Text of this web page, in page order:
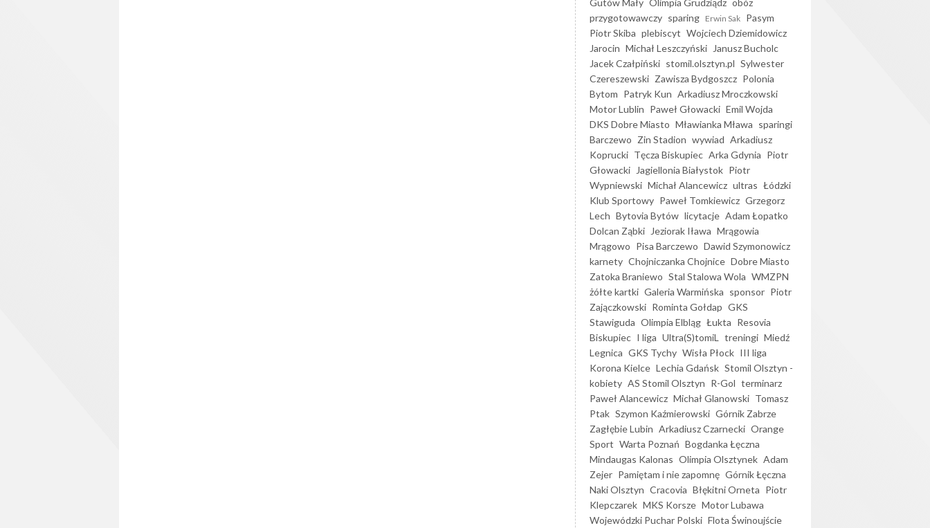
przygotowawczy sparing Erwin Sak Pasym
Piotr Skiba plebiscyt Wojciech Dziemidowicz
Jarocin Michał Leszczyński
Janusz Bucholc
Jacek Czałpiński stomil.olsztyn.pl Sylwester
Czereszewski Zawisza Bydgoszcz Polonia
Bytom Patryk Kun Arkadiusz Mroczkowski
Motor Lublin Paweł Głowacki Emil Wojda
DKS Dobre Miasto Mławianka Mława sparingi
Barczewo Zin Stadion wywiad Arkadiusz
Koprucki Tęcza Biskupiec Arka Gdynia Piotr
Głowacki
Jagiellonia Białystok Piotr
Wypniewski Michał Alancewicz ultras Łódzki
Klub Sportowy Paweł Tomkiewicz Grzegorz
Lech Bytovia Bytów licytacje Adam Łopatko
Dolcan Ząbki
Jeziorak Iława Mrągowia
Mrągowo Pisa Barczewo Dawid Szymonowicz
karnety Chojniczanka Chojnice Dobre Miasto
Zatoka Braniewo Stal Stalowa Wola WMZPN
żółte kartki Galeria Warmińska sponsor Piotr
Zajączkowski Rominta Gołdap GKS
Stawiguda Olimpia Elbląg Łukta Resovia
Biskupiec I liga Ultra(S)tomiL treningi Miedź
Legnica GKS Tychy Wisła Płock III liga
Korona Kielce Lechia Gdańsk Stomil Olsztyn -
kobiety AS Stomil Olsztyn R-Gol terminarz
Paweł Alancewicz Michał Glanowski Tomasz
Ptak Szymon Kaźmierowski Górnik Zabrze
Zagłębie Lubin Arkadiusz Czarnecki Orange
Sport Warta Poznań Bogdanka Łęczna
Mindaugas Kalonas Olimpia Olsztynek Adam
Zejer Pamiętam i nie zapomnę Górnik Łęczna
Naki Olsztyn Cracovia Błękitni Orneta Piotr
Klepczarek MKS Korsze Motor Lubawa
Wojewódzki Puchar Polski Flota Świnoujście